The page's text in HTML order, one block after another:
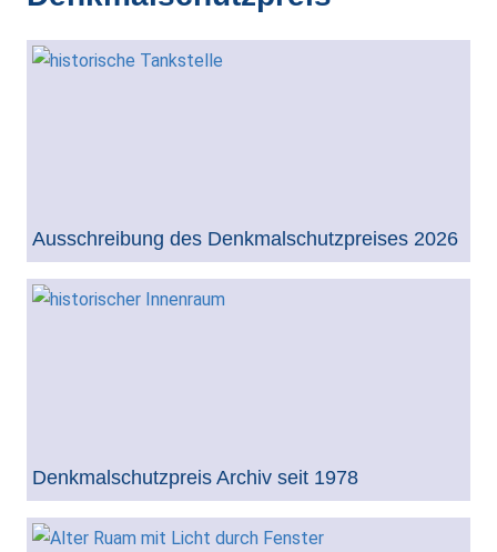
Ausschreibung des Denkmalschutzpreises 2026
Denkmalschutzpreis Archiv seit 1978